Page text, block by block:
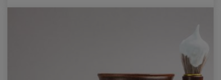
🤔Réduire vos déchets à la maison ? Rien
distributions.